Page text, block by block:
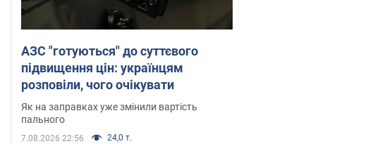
АЗС "готуються" до суттєвого
підвищення цін: українцям
розповіли, чого очікувати
Як на заправках уже змінили вартість
пального
7.08.2026 22:56 24,0 т.